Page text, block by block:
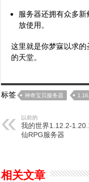
服务器还拥有众多
放使用。
这里就是你梦寐以求
的天堂。
标签 神奇宝贝服务器
以前的
我的世界1.12.2-
仙RPG服务器
相关文章